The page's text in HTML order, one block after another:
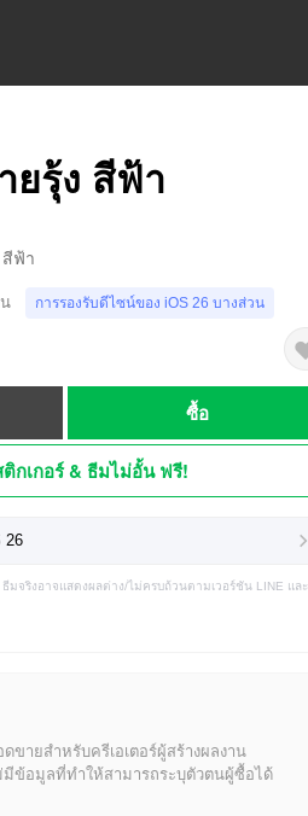
ยรุ้ง สีฟ้า
สีฟ้า
การรองรับดีไซน์ของ iOS 26 บางส่วน
ซื้อ
ติกเกอร์ & ธีมไม่อั้น ฟรี!
26
มจริงอาจแสดงผลต่าง/ไม่ครบถ้วนตามเวอร์ชัน LINE และ
ขายสำหรับครีเอเตอร์ผู้สร้างผลงาน
ข้อมูลที่ทำให้สามารถระบุตัวตนผู้ซื้อได้